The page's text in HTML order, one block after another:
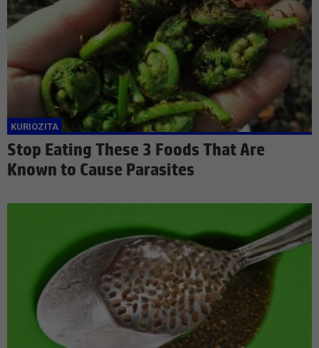
Stop Eating These 3 Foods That Are
Known to Cause Parasites